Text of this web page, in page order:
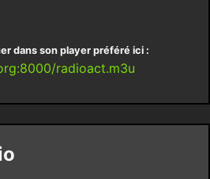
dans son player préféré ici :
radioact.m3u